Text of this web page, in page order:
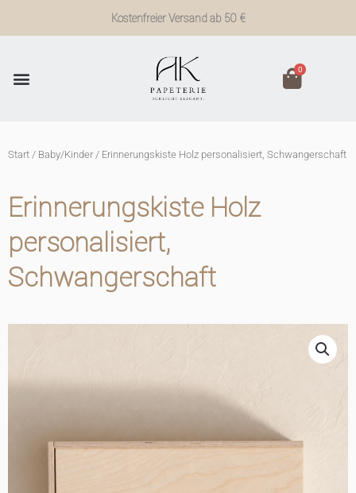
Kostenfreier Versand ab 50 €
0
Start / Baby/Kinder / Erinnerungskiste Holz personalisiert, Schwangerschaft
Erinnerungskiste Holz
personalisiert,
Schwangerschaft